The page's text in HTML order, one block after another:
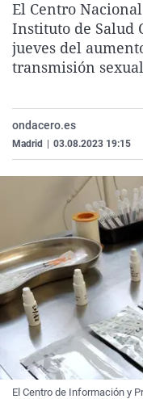
El Centro
Instituto de Salud
jueves del
transmisión
ondacero.es
Madrid 03.08.2023 19:15
El Centro de Información y